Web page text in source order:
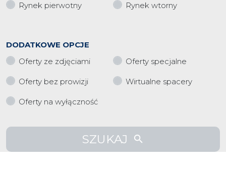
Rynek pierwotny
Rynek wtorny
DODATKOWE OPCJE
Oferty ze zdjęciami
Oferty specjalne
Oferty bez prowizji Wirtualne spacery
Oferty na wyłączność
SZUKAJ